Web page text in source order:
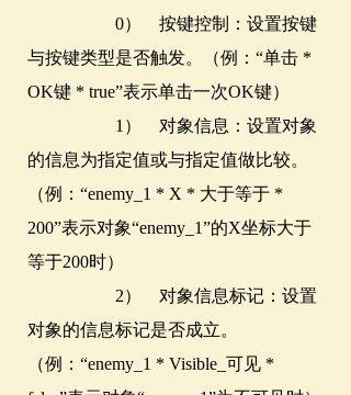
0） 按键控制：设置按键
与按键类型是否触发。（例：“单击 *
OK键 * true”表示单击一次OK键）
1） 对象信息：设置对象
的信息为指定值或与指定值做比较。
（例：“enemy_1 * X * 大于等于 *
200”表示对象“enemy_1”的X坐标大于
等于200时）
2） 对象信息标记：设置
对象的信息标记是否成立。
（例：“enemy_1 * Visible_可见 *